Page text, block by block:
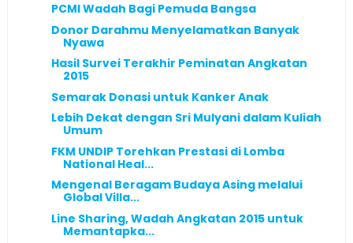
PCMI Wadah Bagi Pemuda Bangsa
Donor Darahmu Menyelamatkan Banyak
Nyawa
Hasil Survei Terakhir Peminatan Angkatan
2015
Semarak Donasi untuk Kanker Anak
Lebih Dekat dengan Sri Mulyani dalam Kuliah
Umum
FKM UNDIP Torehkan Prestasi di Lomba
National Heal...
Mengenal Beragam Budaya Asing melalui
Global Villa...
Line Sharing, Wadah Angkatan 2015 untuk
Memantapka...